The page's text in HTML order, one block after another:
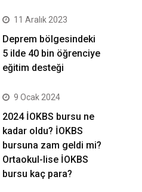
11 Aralık 2023
Deprem bölgesindeki
5 ilde 40 bin öğrenciye
eğitim desteği
9 Ocak 2024
2024 İOKBS bursu ne
kadar oldu? İOKBS
bursuna zam geldi mi?
Ortaokul-lise İOKBS
bursu kaç para?